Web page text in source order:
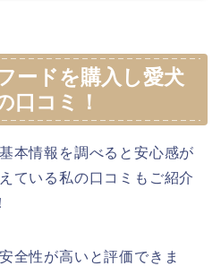
ードを購入し愛犬
口コミ！
本情報を調べると安心感が
ている私の口コミもご紹介
全性が高いと評価できま